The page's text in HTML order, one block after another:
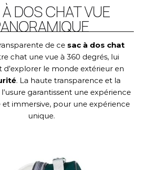
DOS CHAT VUE
de ce sac à dos chat
chat une vue à 360 degrés, lui
le monde extérieur en
. La haute transparence et la
l’usure garantissent une expérience
et immersive, pour une expérience
unique.